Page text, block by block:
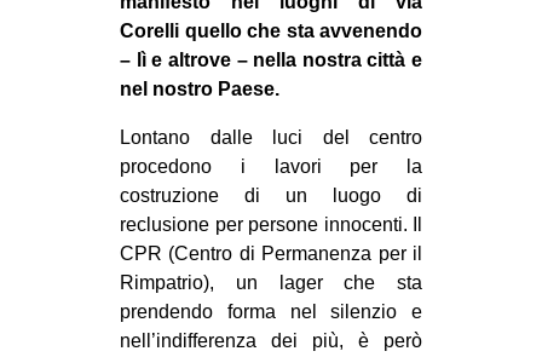
MOBILITAZIONI
SPAZI
SPORT POPOLARE
MOVIMENTI
AMBIENTE
ANTIFASCISMO
DIRITTO ALL’ABITARE
Corelli quello che sta avvenendo
– lì e altrove – nella nostra città e
nel nostro Paese.
Lontano dalle luci del centro
procedono i lavori per la
costruzione di un luogo di
reclusione per persone innocenti. Il
CPR (Centro di Permanenza per il
Rimpatrio), un lager che sta
prendendo forma nel silenzio e
nell’indifferenza dei più, è però